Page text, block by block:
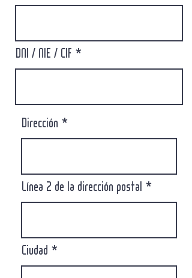
DNI / NIE / CIF
Dirección
Línea 2 de la dirección postal
Ciudad